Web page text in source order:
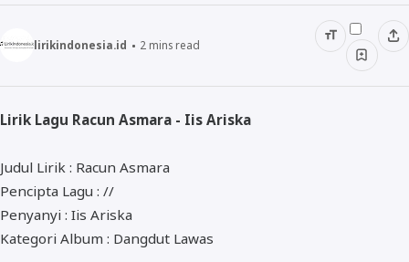
NELA KARISMA
ALMANAR
NISA SABYAN
lirikindonesia.id 2mins read
Lirik Lagu Racun Asmara - Iis Ariska
Judul Lirik : Racun Asmara
Pencipta Lagu : //
Penyanyi : Iis Ariska
Kategori Album : Dangdut Lawas